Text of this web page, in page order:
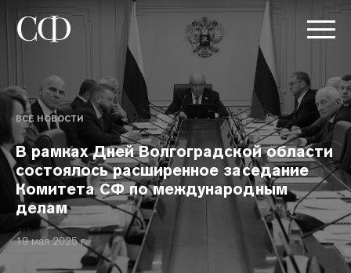
ВСЕ НОВОСТИ
В рамках Дней Волгоградской области
состоялось расширенное заседание
Комитета СФ по международным
делам
19 мая 2025 г.